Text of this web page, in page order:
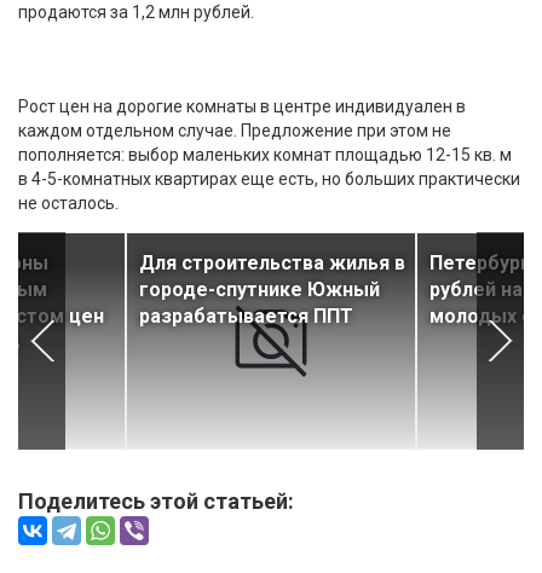
продаются за 1,2 млн рублей.
Рост цен на дорогие комнаты в центре индивидуален в
каждом отдельном случае. Предложение при этом не
пополняется: выбор маленьких комнат площадью 12-15 кв. м
в 4-5-комнатных квартирах еще есть, но больших практически
не осталось.
цен
Для строительства жилья в
городе-спутнике Южный
разрабатывается ППТ
Петербург
рублей на
молодых
Поделитесь этой статьей: